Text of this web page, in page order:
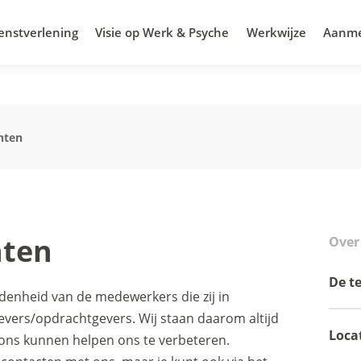
Visie op Werk & Psyche Werkwijze
De
van de medewerkers die zij in
opdrachtgevers. Wij staan daarom altijd
kunnen helpen ons te verbeteren.